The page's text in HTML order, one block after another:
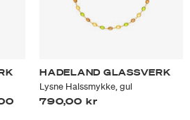
HADELAND GLASSVERK
Lysne Halssmykke, gul
790,00 kr